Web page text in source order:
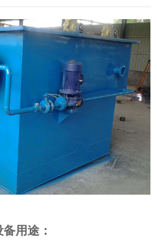
备用途：